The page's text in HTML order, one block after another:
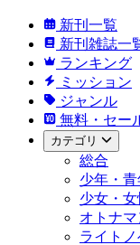
新刊一覧
新刊雑誌一
ランキング
ミッション
ジャンル
無料・セー
カテゴリ
総合
少年・
少女・
オトナ
ライト